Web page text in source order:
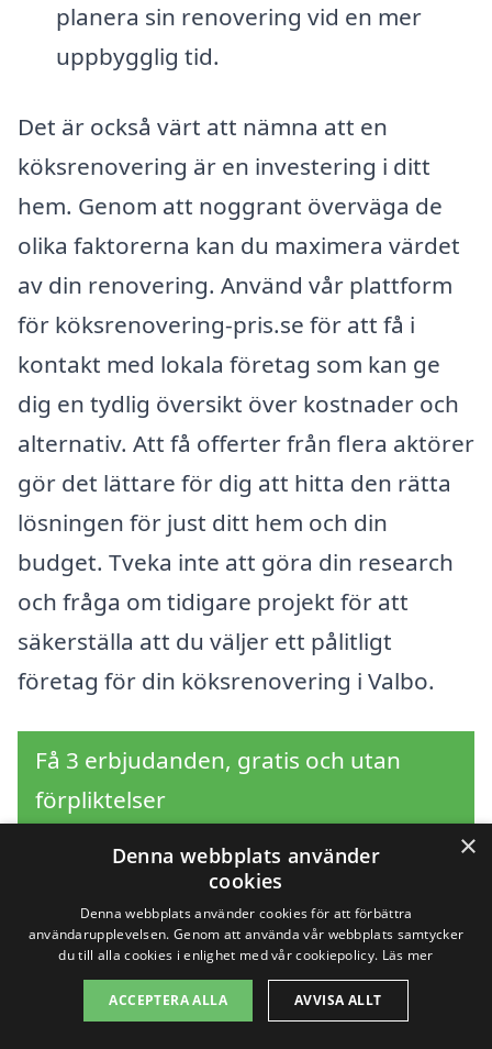
planera sin renovering vid en mer
uppbygglig tid.
Det är också värt att nämna att en
köksrenovering är en investering i ditt
hem. Genom att noggrant överväga de
olika faktorerna kan du maximera värdet
av din renovering. Använd vår plattform
för köksrenovering-pris.se för att få i
kontakt med lokala företag som kan ge
dig en tydlig översikt över kostnader och
alternativ. Att få offerter från flera aktörer
gör det lättare för dig att hitta den rätta
lösningen för just ditt hem och din
budget. Tveka inte att göra din research
och fråga om tidigare projekt för att
säkerställa att du väljer ett pålitligt
företag för din köksrenovering i Valbo.
Få 3 erbjudanden, gratis och utan
förpliktelser
Sök efter en
professionell för
köksrenovering i andra
×
Denna webbplats använder
cookies
Denna webbplats använder cookies för att förbättra
användarupplevelsen. Genom att använda vår webbplats samtycker
du till alla cookies i enlighet med vår cookiepolicy. Läs mer
ACCEPTERA ALLA AVVISA ALLT